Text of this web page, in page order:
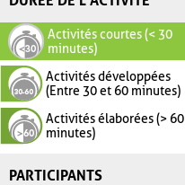
Activités courtes (< 30
minutes)
Activités développées
(Entre 30 et 60 minutes)
Activités élaborées (> 60
minutes)
PARTICIPANTS